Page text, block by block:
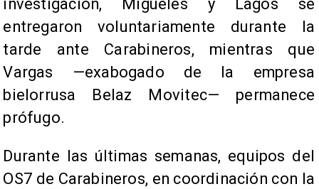
investigación, Migueles y Lagos se
entregaron voluntariamente durante la
tarde ante Carabineros, mientras que
Vargas —exabogado de la empresa
bielorrusa Belaz Movitec— permanece
prófugo.
Durante las últimas semanas, equipos del
OS7 de Carabineros, en coordinación con la